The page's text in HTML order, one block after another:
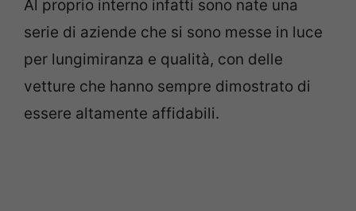
Al proprio interno infatti sono nate una
serie di aziende che si sono messe in luce
per lungimiranza e qualità, con delle
vetture che hanno sempre dimostrato di
essere altamente affidabili.